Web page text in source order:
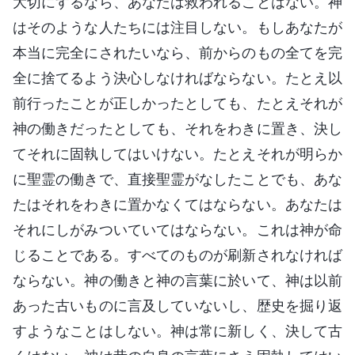
はそのような人たちには注目しない。もしあなたが
本当に完全にされたいなら、前からのもの全てを完
全に捨てるよう決心しなければならない。たとえ以
前行ったことが正しかったとしても、たとえそれが
神の働きだったとしても、それをわきに置き、決し
てそれに固執してはいけない。たとえそれが明らか
に聖霊の働きで、直接聖霊がなしたことでも、あな
たはそれをわきに置かなくてはならない。あなたは
それにしがみついていてはならない。これは神が命
じることである。すべてのものが刷新されなければ
ならない。神の働きと神の言葉に於いて、神は以前
あった古いものに言及していないし、歴史を掘り返
すようなことはしない。神は常に新しく、決して古